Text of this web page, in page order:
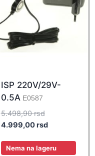
ISP 220V/29V-
0.5A E0587
5.498,90rsdOriginal
price
5.498,90 rsd.
4.999,00rsdCurrent
is:
Nema na lageru